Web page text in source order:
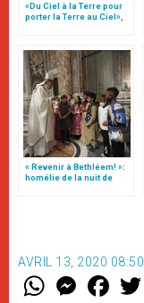
«Du Ciel à la Terre pour
porter la Terre au Ciel»,
« Revenir à Bethléem! »:
homélie de la nuit de
Noël (texte complet)
AVRIL 13, 2020 08:50
W M
e
F
a